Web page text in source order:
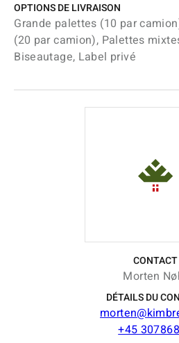
OPTIONS DE LIVRAISON
Grande palettes (10 par
(20 par camion), Palettes
Biseautage, Label privé
CONTACT
Morten
DÉTAILS DU
+45